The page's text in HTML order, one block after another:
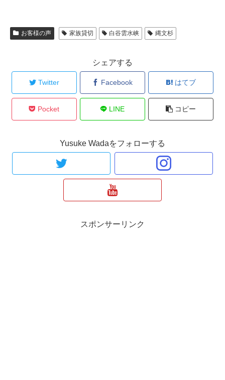
お客様の声 家族貸切 白谷雲水峡 縄文杉
シェアする
Twitter Facebook はてブ
Pocket LINE コピー
Yusuke Wadaをフォローする
スポンサーリンク